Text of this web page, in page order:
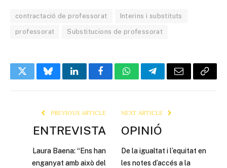
contractació de professorat Interins i substituts
professorat Substitucions de professorat
TwitterBlueskyLinkedInFacebookWhatsAppTelegramEmail Copy
PREVIOUS ARTICLE
ENTREVISTA
Laura Baena: “Ens han
enganyat amb això del
NEXT ARTICLE
OPINIÓ
De la igualtat i l’equitat en
les notes d’accés a la